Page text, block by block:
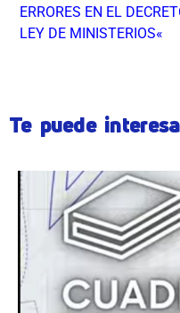
ERRORES EN EL
LEY DE MINISTERIOS«
Te puede